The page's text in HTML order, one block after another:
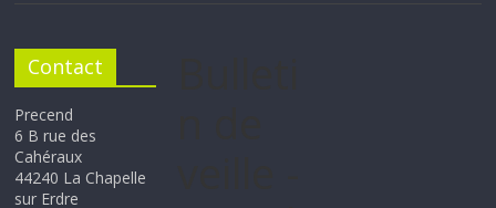
Contact
Precend
6 B rue des
Cahéraux
44240 La Chapelle
sur Erdre